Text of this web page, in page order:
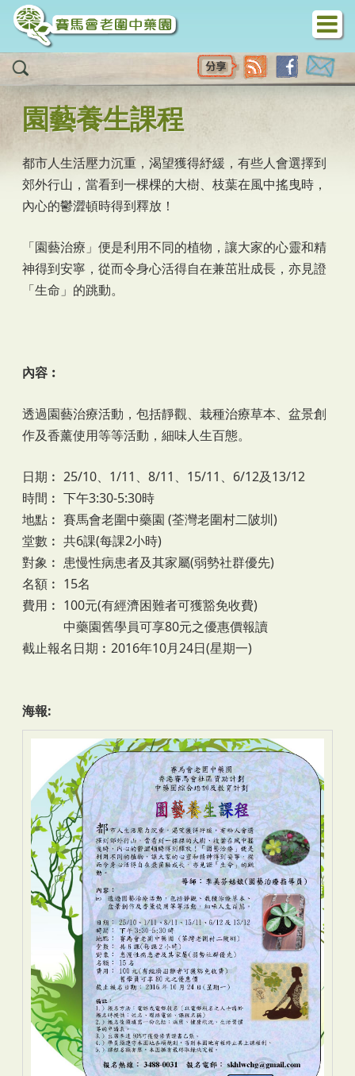
移至主內容
園藝養生課程
都市人生活壓力沉重，渴望獲得紓緩，有些人會選擇到
郊外行山，當看到一棵棵的大樹、枝葉在風中搖曳時，
內心的鬱澀頓時得到釋放！
「園藝治療」便是利用不同的植物，讓大家的心靈和精
神得到安寧，從而令身心活得自在兼茁壯成長，亦見證
「生命」的跳動。
內容︰
透過園藝治療活動，包括靜觀、栽種治療草本、盆景創
作及香薰使用等等活動，細味人生百態。
日期︰ 25/10、1/11、8/11、15/11、6/12及13/12
時間︰ 下午3:30-5:30時
地點︰ 賽馬會老圍中藥園 (荃灣老圍村二陂圳)
堂數︰ 共6課(每課2小時)
對象︰ 患慢性病患者及其家屬(弱勢社群優先)
名額︰ 15名
費用︰ 100元(有經濟困難者可獲豁免收費)
中藥園舊學員可享80元之優惠價報讀
截止報名日期︰2016年10月24日(星期一)
海報: